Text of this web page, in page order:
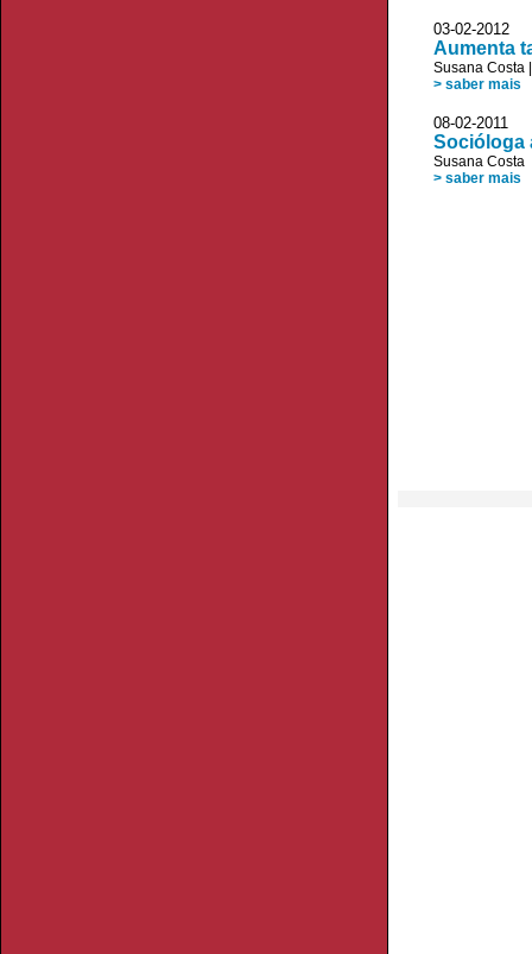
03-02-2012
Aumenta
Susana Costa
> saber mais
08-02-2011
Socióloga
Susana Costa
> saber mais